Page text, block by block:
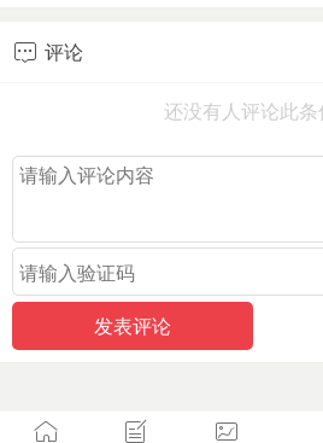
 评论
还没有人评论此条